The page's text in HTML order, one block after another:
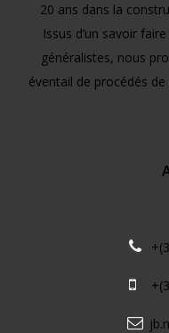
20 ans dans la
Issus d’un savoir
généralistes, nous
éventail de procédés